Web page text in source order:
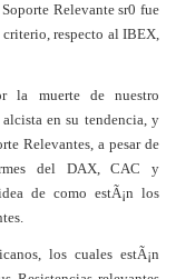
Relevante sr0 fue
criterio, respecto al IBEX,
la muerte de nuestro
en su tendencia, y
Relevantes, a pesar de
del DAX, CAC y
de como estÃ¡n los
los cuales estÃ¡n